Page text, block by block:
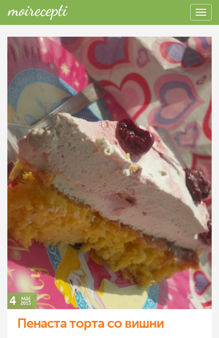
4 мај
2013
Пенаста торта со вишни